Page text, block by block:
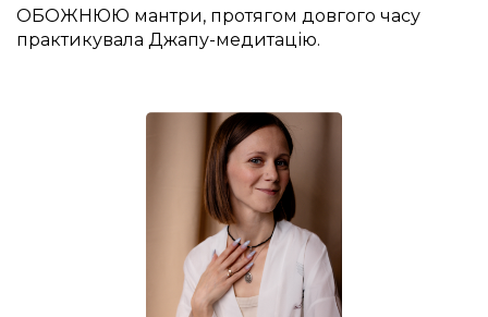
ОБОЖНЮЮ мантри, протягом довгого часу
практикувала Джапу-медитацію.